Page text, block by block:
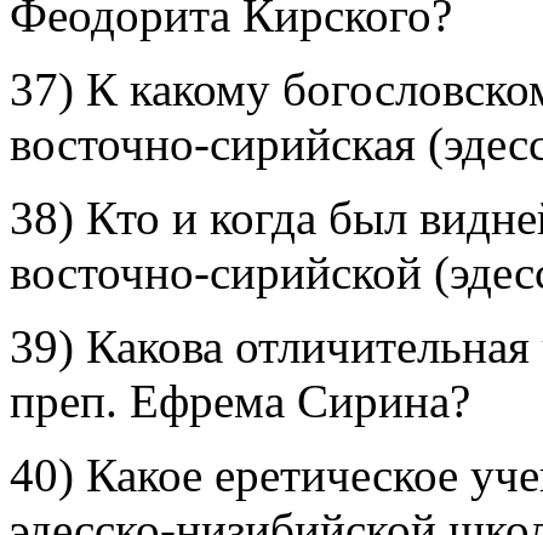
Феодорита Кирского?
37) К какому
восточно-сирийская
38) Кто и когда был
восточно-сирийской
39) Какова
преп. Ефрема Сирина?
40) Какое еретическое